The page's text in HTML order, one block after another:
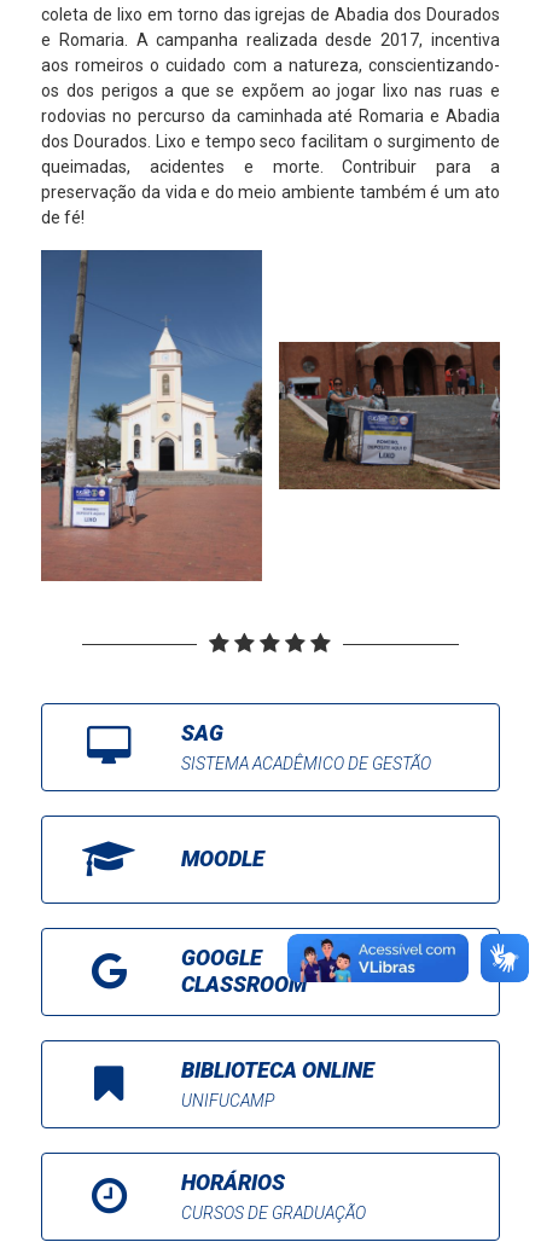
coleta de lixo em torno das igrejas de Abadia dos Dourados
e Romaria. A campanha realizada desde 2017, incentiva
aos romeiros o cuidado com a natureza, conscientizando-
os dos perigos a que se expõem ao jogar lixo nas ruas e
rodovias no percurso da caminhada até Romaria e Abadia
dos Dourados. Lixo e tempo seco facilitam o surgimento de
queimadas, acidentes e morte. Contribuir para a
preservação da vida e do meio ambiente também é um ato
de fé!
SAG
SISTEMA ACADÊMICO DE GESTÃO
MOODLE
GOOGLE
CLASSROOM
BIBLIOTECA ONLINE
UNIFUCAMP
HORÁRIOS
CURSOS DE GRADUAÇÃO